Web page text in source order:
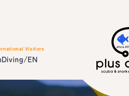
Visitors
EN